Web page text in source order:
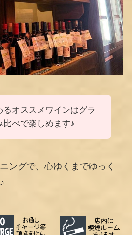
るオススメワインはグラ
比べで楽しめます♪
ングで、心ゆくまでゆっく